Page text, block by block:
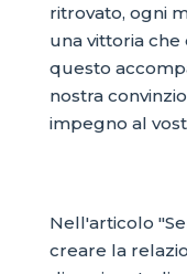
ritrovato, ogni
una vittoria
questo
nostra
impegno al
Nell'articolo
creare la